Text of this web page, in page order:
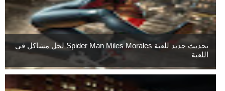
تحديث جديد للعبة Spider Man Miles Morales لحل مشاكل في
اللعبة